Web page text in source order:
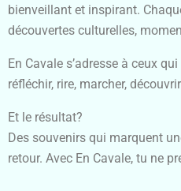
bienveillant et inspirant.
découvertes culturelles,
En Cavale s’adresse à ceux
réfléchir, rire, marcher,
Et le résultat?
Des souvenirs qui marquent
retour. Avec En Cavale, tu ne